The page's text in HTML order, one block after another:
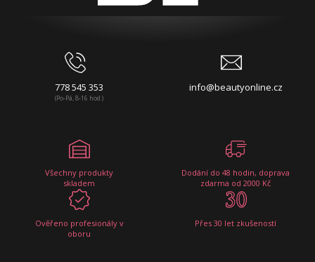
778 545 353
(Po-Pá, 8-16 hod.)
info@beautyonline.cz
Všechny produkty
skladem
Dodání do 48 hodin, doprava
zdarma od 2000 Kč
Ověřeno profesionály v
oboru
Přes 30 let zkušeností